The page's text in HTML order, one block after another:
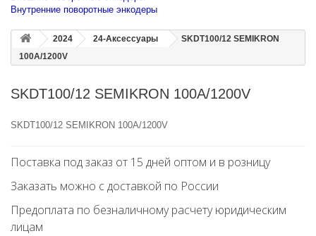
Внутренние поворотные энкодеры
2024 24-Аксессуары
SKDT100/12 SEMIKRON
100A/1200V
SKDT100/12 SEMIKRON 100A/1200V
SKDT100/12 SEMIKRON 100A/1200V
Поставка под заказ от 15 дней оптом и в розницу
Заказать можно с доставкой по России
Предоплата по безналичному расчету юридическим
лицам